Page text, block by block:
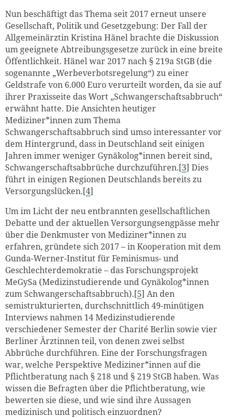
Nun beschäftigt das Thema seit 2017 erneut unsere
Gesellschaft, Politik und Gesetzgebung: Der Fall der
Allgemeinärztin Kristina Hänel brachte die Diskussion
um geeignete Abtreibungsgesetze zurück in eine breite
Öffentlichkeit. Hänel war 2017 nach § 219a StGB (die
sogenannte „Werbeverbotsregelung“) zu einer
Geldstrafe von 6.000 Euro verurteilt worden, da sie auf
ihrer Praxisseite das Wort „Schwangerschaftsabbruch“
erwähnt hatte. Die Ansichten heutiger
Mediziner*innen zum Thema
Schwangerschaftsabbruch sind umso interessanter vor
dem Hintergrund, dass in Deutschland seit einigen
Jahren immer weniger Gynäkolog*innen bereit sind,
Schwangerschaftsabbrüche durchzuführen.[3] Dies
führt in einigen Regionen Deutschlands bereits zu
Versorgungslücken.[4]
Um im Licht der neu entbrannten gesellschaftlichen
Debatte und der aktuellen Versorgungsengpässe mehr
über die Denkmuster von Mediziner*innen zu
erfahren, gründete sich 2017 – in Kooperation mit dem
Gunda-Werner-Institut für Feminismus- und
Geschlechterdemokratie – das Forschungsprojekt
MeGySa (Medizinstudierende und Gynäkolog*innen
zum Schwangerschaftsabbruch).[5] An den
semistrukturierten, durchschnittlich 49-minütigen
Interviews nahmen 14 Medizinstudierende
verschiedener Semester der Charité Berlin sowie vier
Berliner Ärztinnen teil, von denen zwei selbst
Abbrüche durchführen. Eine der Forschungsfragen
war, welche Perspektive Mediziner*innen auf die
Pflichtberatung nach § 218 und § 219 StGB haben. Was
wissen die Befragten über die Pflichtberatung, wie
bewerten sie diese, und wie sind ihre Aussagen
medizinisch und politisch einzuordnen?